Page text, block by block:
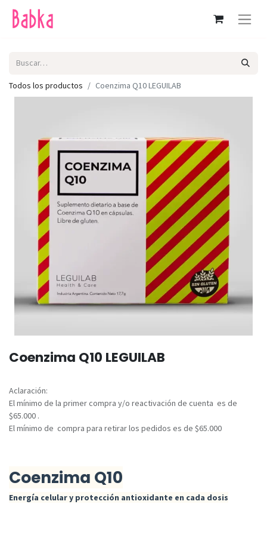
Todos los productos Coenzima Q10 LEGUILAB
Coenzima Q10 LEGUILAB
Aclaración:
El mínimo de la primer compra y/o reactivación de cuenta es de
$65.000 .
El mínimo de compra para retirar los pedidos es de $65.000
Coenzima Q10
Energía celular y protección antioxidante en cada dosis